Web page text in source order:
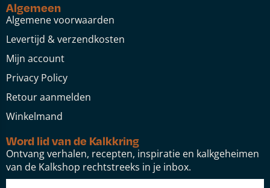
Algemeen
Algemene voorwaarden
Levertijd & verzendkosten
Mijn account
Privacy Policy
Retour aanmelden
Winkelmand
Word lid van de Kalkkring
Ontvang verhalen, recepten, inspiratie en kalkgeheimen
van de Kalkshop rechtstreeks in je inbox.